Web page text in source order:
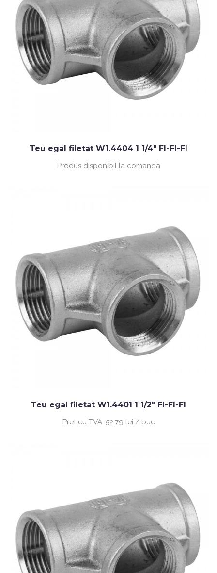
Teu egal filetat W1.4404 1 1/4" FI-FI-FI
Produs disponibil la comanda
Teu egal filetat W1.4401 1 1/2" FI-FI-FI
Pret cu TVA: 52.79 lei / buc